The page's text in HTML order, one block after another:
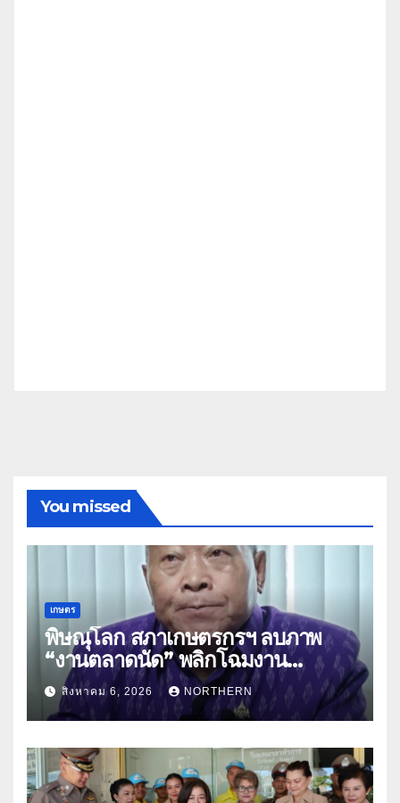
You missed
เกษตร
พิษณุโลก สภาเกษตรกรฯ ลบภาพ
“งานตลาดนัด” พลิกโฉมงาน
“เกษตรรุ่งเรืองเมืองสองแคว 69” มุ่ง
ประโยชน์เกษตรกร ดึงนวัตกรรม-จับ
คู่ธุรกิจดันสินค้าเกษตรสู่สากล (คลิป)
สิงหาคม 6, 2026 NORTHERN